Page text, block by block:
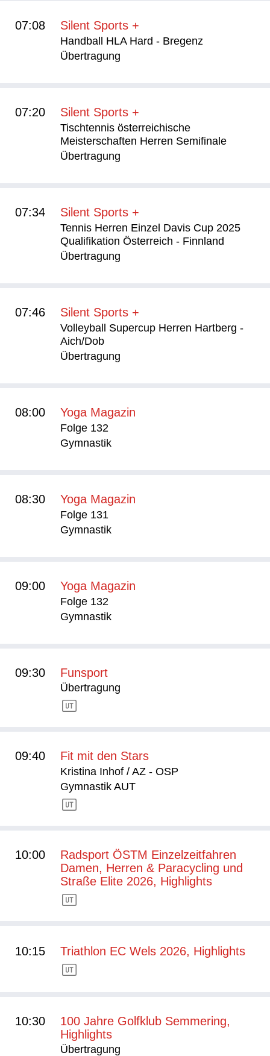
07:08 Silent Sports +
Handball HLA Hard - Bregenz
Übertragung
07:20 Silent Sports +
Tischtennis österreichische
Meisterschaften Herren Semifinale
Übertragung
07:34 Silent Sports +
Tennis Herren Einzel Davis Cup 2025
Qualifikation Österreich - Finnland
Übertragung
07:46 Silent Sports +
Volleyball Supercup Herren Hartberg -
Aich/Dob
Übertragung
08:00 Yoga Magazin
Folge 132
Gymnastik
08:30 Yoga Magazin
Folge 131
Gymnastik
09:00 Yoga Magazin
Folge 132
Gymnastik
09:30 Funsport
Übertragung
09:40 Fit mit den Stars
Kristina Inhof / AZ - OSP
Gymnastik AUT
10:00
Radsport ÖSTM Einzelzeitfahren
Damen, Herren & Paracycling und
Straße Elite 2026, Highlights
10:15 Triathlon EC Wels 2026, Highlights
10:30
100 Jahre Golfklub Semmering,
Highlights
Übertragung